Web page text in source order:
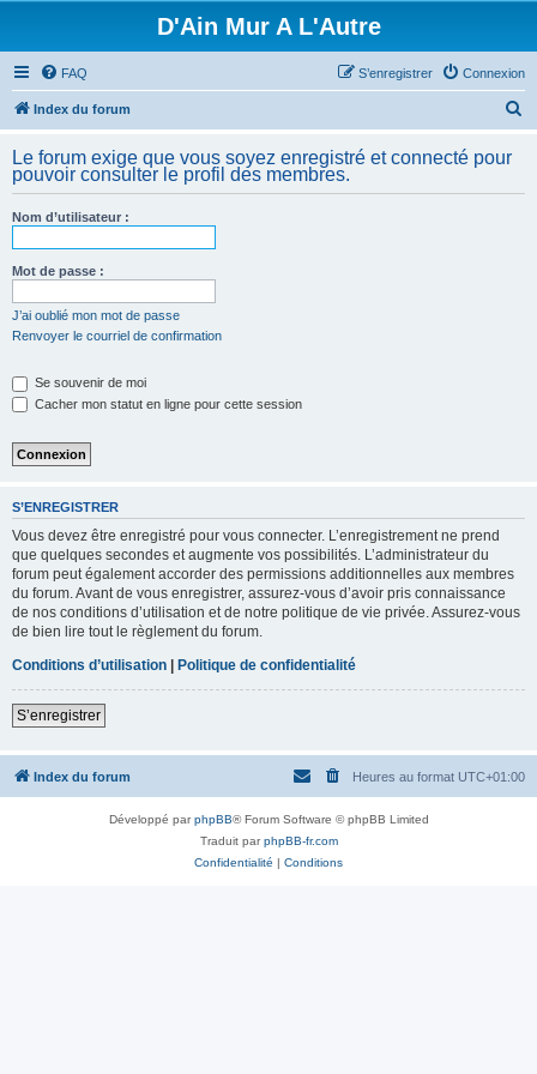
D'Ain Mur A L'Autre
FAQ Connexion
S’enregistrer
Index du forum
h
Le forum exige que vous soyez enregistré et connecté pour
pouvoir consulter le profil des membres.
Nom d’utilisateur :
Mot de passe :
J’ai oublié mon mot de passe
Renvoyer le courriel de confirmation
Se souvenir de moi
Cacher mon statut en ligne pour cette session
S’ENREGISTRER
Vous devez être enregistré pour vous connecter. L’enregistrement ne prend
que quelques secondes et augmente vos possibilités. L’administrateur du
forum peut également accorder des permissions additionnelles aux membres
du forum. Avant de vous enregistrer, assurez-vous d’avoir pris connaissance
de nos conditions d’utilisation et de notre politique de vie privée. Assurez-vous
de bien lire tout le règlement du forum.
Conditions d’utilisation | Politique de confidentialité
S’enregistrer
Index du forum Heures au format UTC+01:00
Développé parphpBB® Forum Software © phpBB Limited
Traduit parphpBB-fr.com
Confidentialité | Conditions